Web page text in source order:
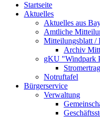
Startseite
Aktuelles
Aktuelles aus
Amtliche
Mitteilungsblatt /
Archiv
gKU "Windpark
Stromertrag
Notruftafel
Bürgerservice
Verwaltung